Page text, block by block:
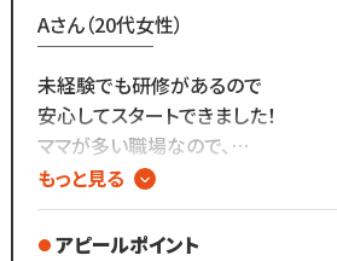
仕事を通じて技術も心も磨き、
WHITE EYEにはあります。
わずか3年で80店舗以上を展開し、
年内にも新店オープンを予定している
成長中のアイラッシュサロンです☆
Aさん（20代女性）
￣￣￣￣￣￣
未経験でも研修があるので
安心してスタートできました！
ママが多い職場なので、
子どもの急な発熱でも
引け目を感じずに休めます。
みんな仲が良く、
もっと見る
アピールポイント